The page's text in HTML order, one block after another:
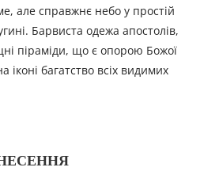
але справжнє небо у простій
Барвиста одежа апостолів,
піраміди, що є опорою Божої
іконі багатство всіх видимих